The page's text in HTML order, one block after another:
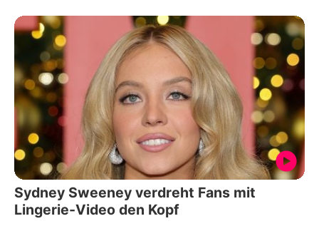
Sydney Sweeney verdreht Fans mit
Lingerie-Video den Kopf